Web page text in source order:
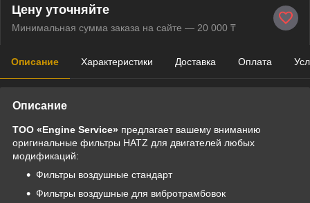
Цену уточняйте
Минимальная сумма заказа на сайте — 20 000 ₸
Описание Характеристики Доставка Оплата
Описание
ТОО «Engine Service» предлагает вашему вниманию
оригинальные фильтры HATZ для двигателей любых
модификаций:
Фильтры воздушные стандарт
Фильтры воздушные для вибротрамбовок